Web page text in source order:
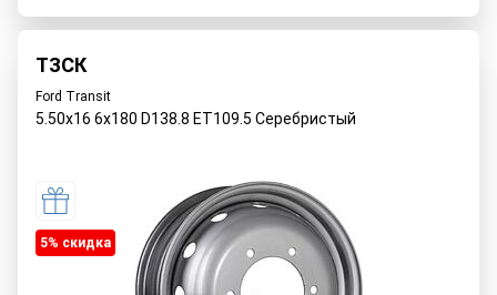
ТЗСК
Ford Transit
5.50x16 6x180 D138.8 ET109.5 Серебристый
5% cкидка